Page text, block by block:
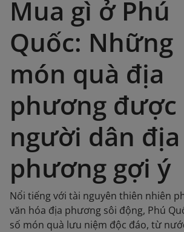
Mua gì ở Phú
Quốc: Những
món quà địa
phương được
người dân địa
phương gợi ý
Nổi tiếng với tài nguyên thiên nhiên
văn hóa địa phương sôi động, Phú
số món quà lưu niệm độc đáo, từ